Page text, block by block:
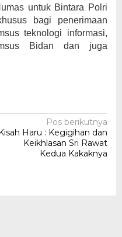
untuk Bintara Polri
bagi penerimaan
teknologi informasi,
Bidan dan juga
Pos berikutnya
Haru : Kegigihan dan
Keikhlasan Sri Rawat
Kedua Kakaknya